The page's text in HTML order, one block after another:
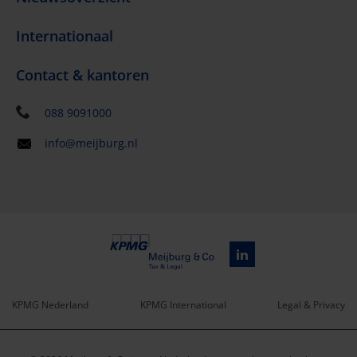
Internationaal
Contact & kantoren
088 9091000
info@meijburg.nl
Service
KPMG Nederland KPMG International Legal & Privacy